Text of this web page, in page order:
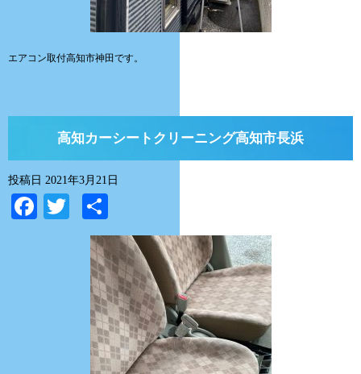
エアコン取付高知市神田です。
高知カーシートクリーニング高知市長浜
投稿日 2021年3月21日
Facebook
Twitter
有